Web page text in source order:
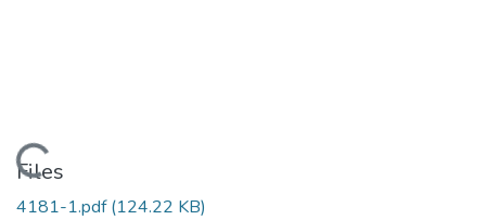
Loading...
Files
4181-1.pdf(124.22 KB)